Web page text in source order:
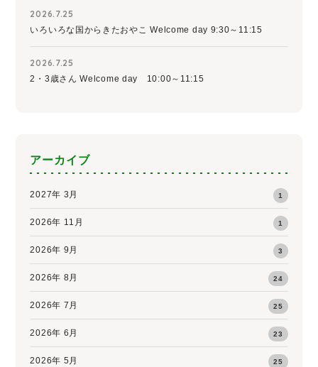
2026.7.25
いろいろな国からきたおやこ Welcome day 9:30～11:15
2026.7.25
2・3歳さん Welcome day 10:00～11:15
アーカイブ
2027年 3月 1
2026年 11月 1
2026年 9月 3
2026年 8月 24
2026年 7月 25
2026年 6月 23
2026年 5月 25